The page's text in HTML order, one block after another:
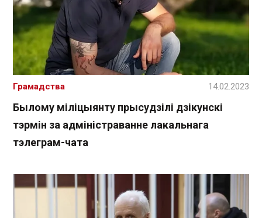
Былому міліцыянту прысудзілі дзікунскі
тэрмін за адміністраванне лакальнага
тэлеграм-чата
Грамадства 14.02.2023